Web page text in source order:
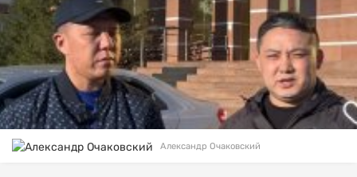
Александр Очаковский